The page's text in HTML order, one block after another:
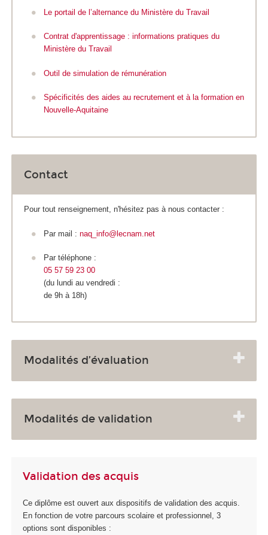
Le portail de l’alternance du Ministère du Travail
Contrat d'apprentissage : informations pratiques du
Ministère du Travail
Outil de simulation de rémunération
Spécificités des aides au recrutement et à la formation en
Nouvelle-Aquitaine
Contact
Pour tout renseignement, n'hésitez pas à nous contacter :
Par mail : naq_info@lecnam.net
Par téléphone :
05 57 59 23 00
(du lundi au vendredi :
de 9h à 18h)
Modalités d’évaluation
Modalités de validation
Validation des acquis
Ce diplôme est ouvert aux dispositifs de validation des acquis.
En fonction de votre parcours scolaire et professionnel, 3
options sont disponibles :